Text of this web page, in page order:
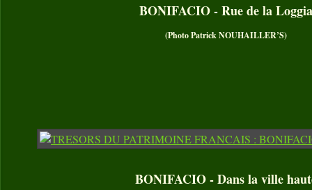
BONIFACIO - Rue de la
(Photo Patrick NOUHAILLER’S)
BONIFACIO - Dans la ville